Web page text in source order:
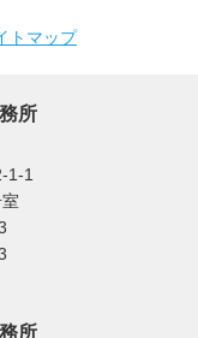
トマップ
所
1-1
所